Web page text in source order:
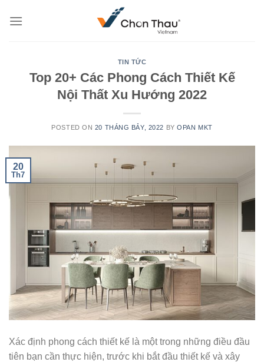
TIN TỨC
Top 20+ Các Phong Cách Thiết Kế
Nội Thất Xu Hướng 2022
POSTED ON 20 THÁNG BẢY, 2022 BYOPAN MKT
20
Th7
Xác định phong cách thiết kế là một trong những điều đầu
tiên bạn cần thực hiện, trước khi bắt đầu thiết kế và xây